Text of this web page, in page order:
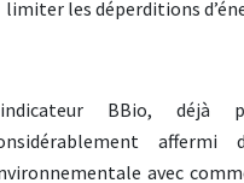
limiter les déperditions
BBio, déjà
avec